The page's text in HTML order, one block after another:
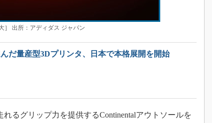
］ 出所：アディダス ジャパン
だ量産型3Dプリンタ、日本で本格展開を開始
るグリップ力を提供するContinentalアウトソールを